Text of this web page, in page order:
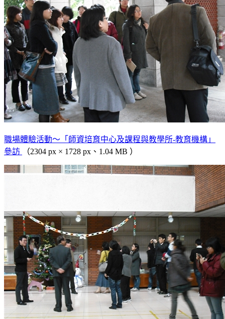
職場體驗活動～「師資培育中心及課程與教學所-教育機構」
參訪
（2304 px × 1728 px、1.04 MB ）